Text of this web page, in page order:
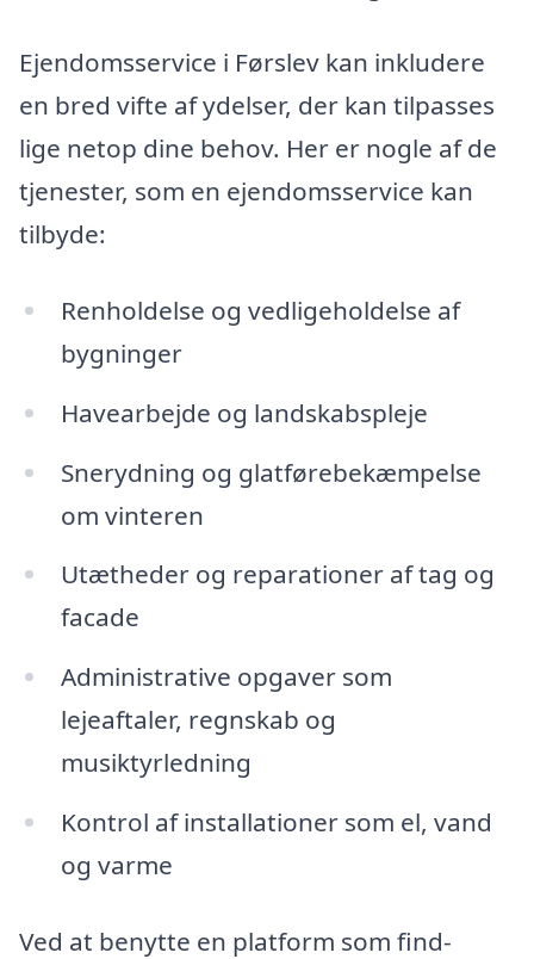
Ejendomsservice i Førslev kan inkludere
en bred vifte af ydelser, der kan tilpasses
lige netop dine behov. Her er nogle af de
tjenester, som en ejendomsservice kan
tilbyde:
Renholdelse og vedligeholdelse af
bygninger
Havearbejde og landskabspleje
Snerydning og glatførebekæmpelse
om vinteren
Utætheder og reparationer af tag og
facade
Administrative opgaver som
lejeaftaler, regnskab og
musiktyrledning
Kontrol af installationer som el, vand
og varme
Ved at benytte en platform som find-